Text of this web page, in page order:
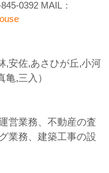
0392 MAIL：
,安佐,あさひが丘,小河
,三入）
営業務、不動産の査
業務、建築工事の設